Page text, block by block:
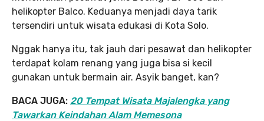
helikopter Balco. Keduanya menjadi daya tarik
tersendiri untuk wisata edukasi di Kota Solo.
Nggak hanya itu, tak jauh dari pesawat dan helikopter
terdapat kolam renang yang juga bisa si kecil
gunakan untuk bermain air. Asyik banget, kan?
BACA JUGA: 20 Tempat Wisata Majalengka yang
Tawarkan Keindahan Alam Memesona